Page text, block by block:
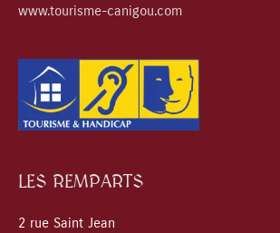
www.tourisme-canigou.com
LES REMPARTS
2 rue Saint Jean